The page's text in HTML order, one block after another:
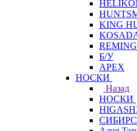
KING
Б/У
APEX
НОСКИ
Назад
НОСКИ